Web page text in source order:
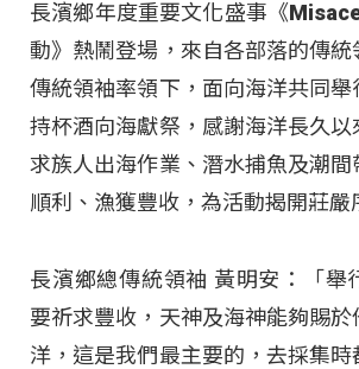
長濱鄉年度重要文化盛事《
動》熱鬧登場，來自各部落的傳
傳統領袖率領下，面向海洋共同
持杯酒向海獻祭，感謝海洋長久
求族人出海作業、潛水捕魚及潮
順利、漁獲豐收，為活動揭開莊嚴
長濱鄉總傳統領袖 黃明安：「舉
要祈求豐收，天神及海神能夠賜
洋，這是我們最主要的，去採集